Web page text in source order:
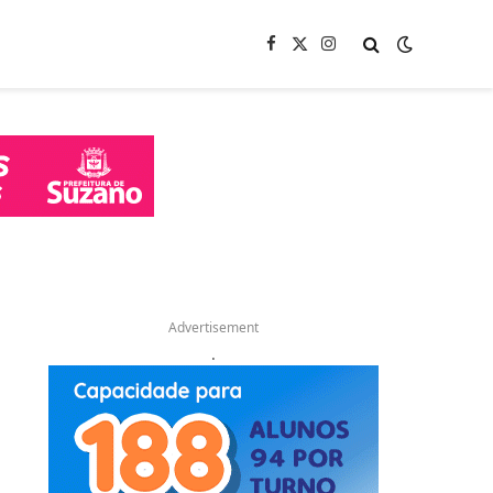
Facebook
X
Instagram
Advertisement
.